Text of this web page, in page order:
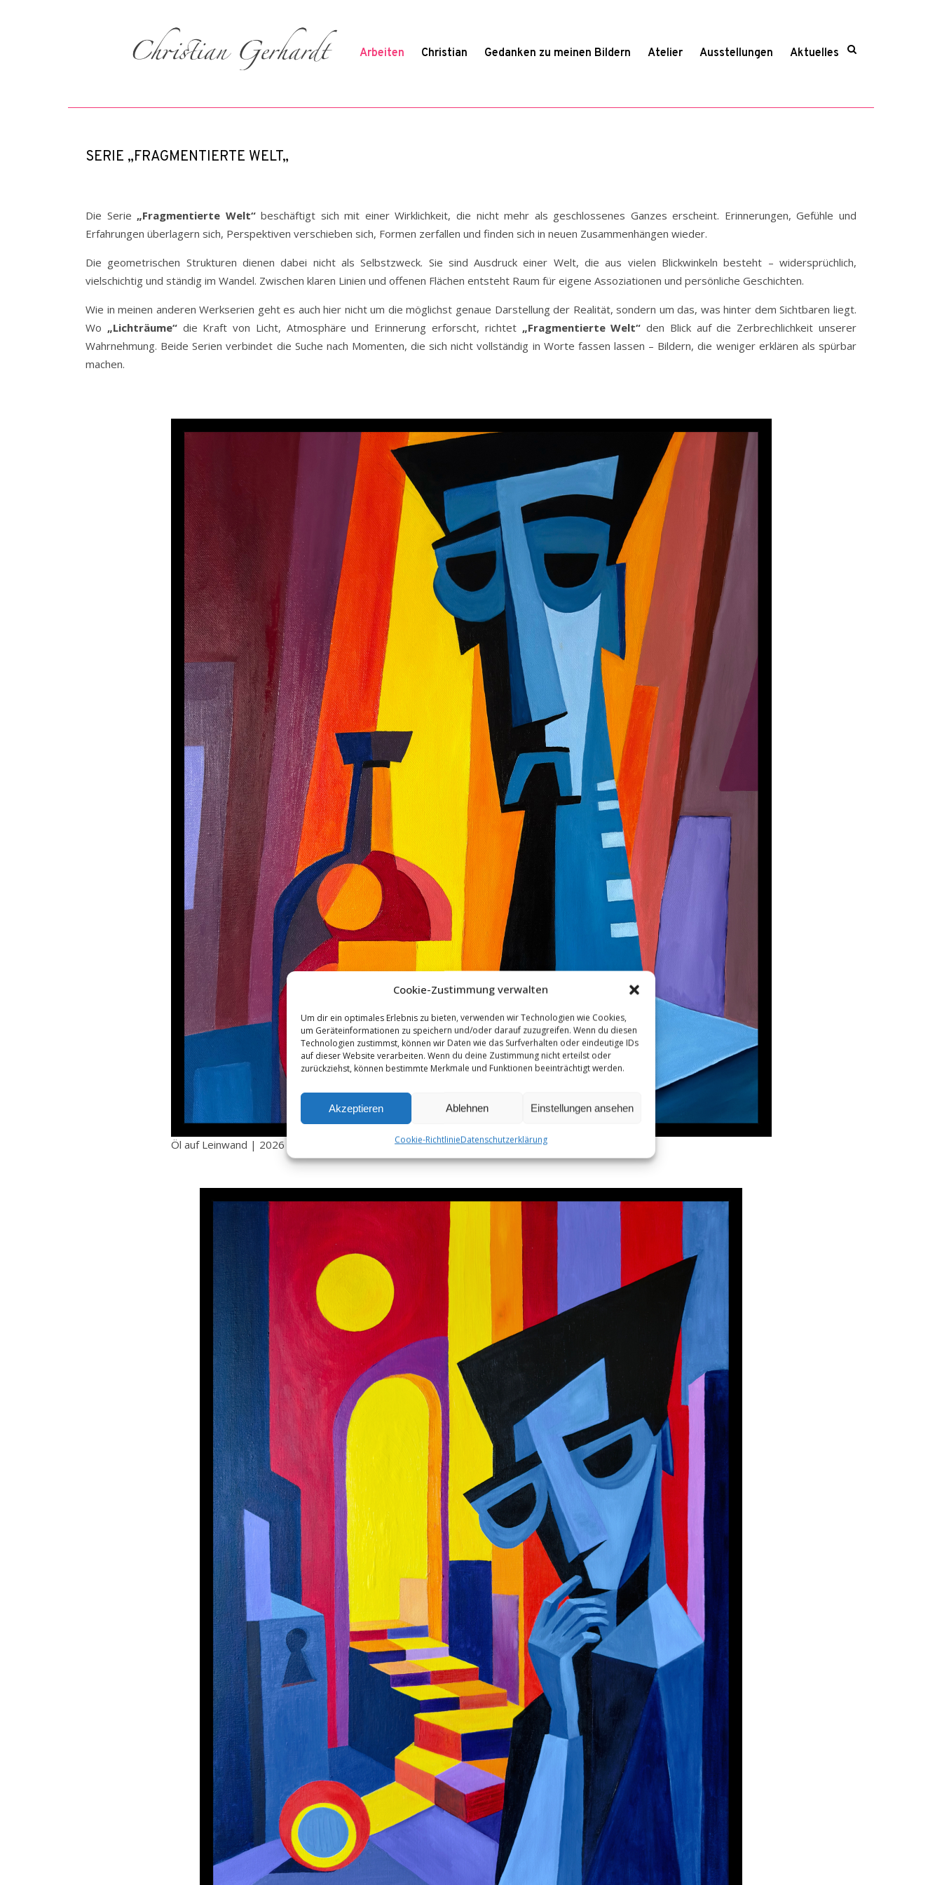
Cookie-Zustimmung verwalten
Um dir ein optimales Erlebnis zu bieten, verwenden wir Technologien wie Cookies,
um Geräteinformationen zu speichern und/oder darauf zuzugreifen. Wenn du diesen
Technologien zustimmst, können wir Daten wie das Surfverhalten oder eindeutige IDs
auf dieser Website verarbeiten. Wenn du deine Zustimmung nicht erteilst oder
zurückziehst, können bestimmte Merkmale und Funktionen beeinträchtigt werden.
Akzeptieren Ablehnen Einstellungen ansehen
Cookie-RichtlinieDatenschutzerklärung
Arbeiten Christian Gedanken zu meinen Bildern Atelier Ausstellungen Aktuelles
SERIE „FRAGMENTIERTE WELT„
Die Serie „Fragmentierte Welt“beschäftigt sich mit einer Wirklichkeit, die nicht mehr als geschlossenes Ganzes erscheint. Erinnerungen, Gefühle und
Erfahrungen überlagern sich, Perspektiven verschieben sich, Formen zerfallen und finden sich in neuen Zusammenhängen wieder.
Die geometrischen Strukturen dienen dabei nicht als Selbstzweck. Sie sind Ausdruck einer Welt, die aus vielen Blickwinkeln besteht – widersprüchlich,
vielschichtig und ständig im Wandel. Zwischen klaren Linien und offenen Flächen entsteht Raum für eigene Assoziationen und persönliche Geschichten.
Wie in meinen anderen Werkserien geht es auch hier nicht um die möglichst genaue Darstellung der Realität, sondern um das, was hinter dem Sichtbaren liegt.
Wo „Lichträume“die Kraft von Licht, Atmosphäre und Erinnerung erforscht, richtet „Fragmentierte Welt“ den Blick auf die Zerbrechlichkeit unserer
Wahrnehmung. Beide Serien verbindet die Suche nach Momenten, die sich nicht vollständig in Worte fassen lassen – Bildern, die weniger erklären als spürbar
machen.
Öl auf Leinwand | 2026